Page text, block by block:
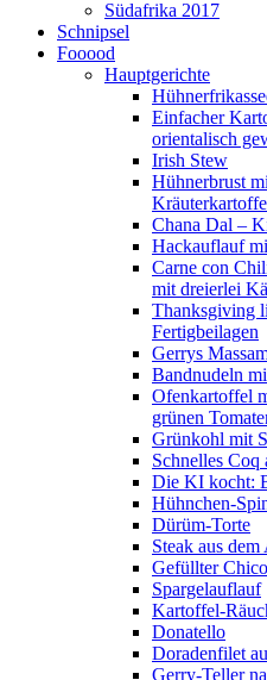
Südafrika 2017
Schnipsel
Fooood
Hauptgerichte
Einfacher
orientalisch
Irish Stew
Hühnerbrust
Chana Dal –
Hackauflauf
Carne con
mit dreierlei
Thanksgiving
Fertigbeilagen
Gerrys
Bandnudeln
Ofenkartoffel
grünen
Grünkohl mit
Schnelles Coq
Die KI kocht:
Hühnchen-
Dürüm-Torte
Steak aus
Gefüllter
Spargelauflauf
Kartoffel-
Donatello
Doradenfilet
Gerry-Teller